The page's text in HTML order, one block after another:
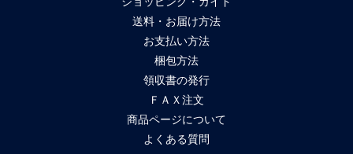
送料・お届け方法
お支払い方法
梱包方法
領収書の発行
ＦＡＸ注文
商品ページについて
よくある質問